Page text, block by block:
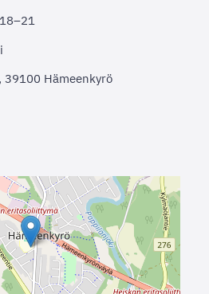
–21
39100 Hämeenkyrö